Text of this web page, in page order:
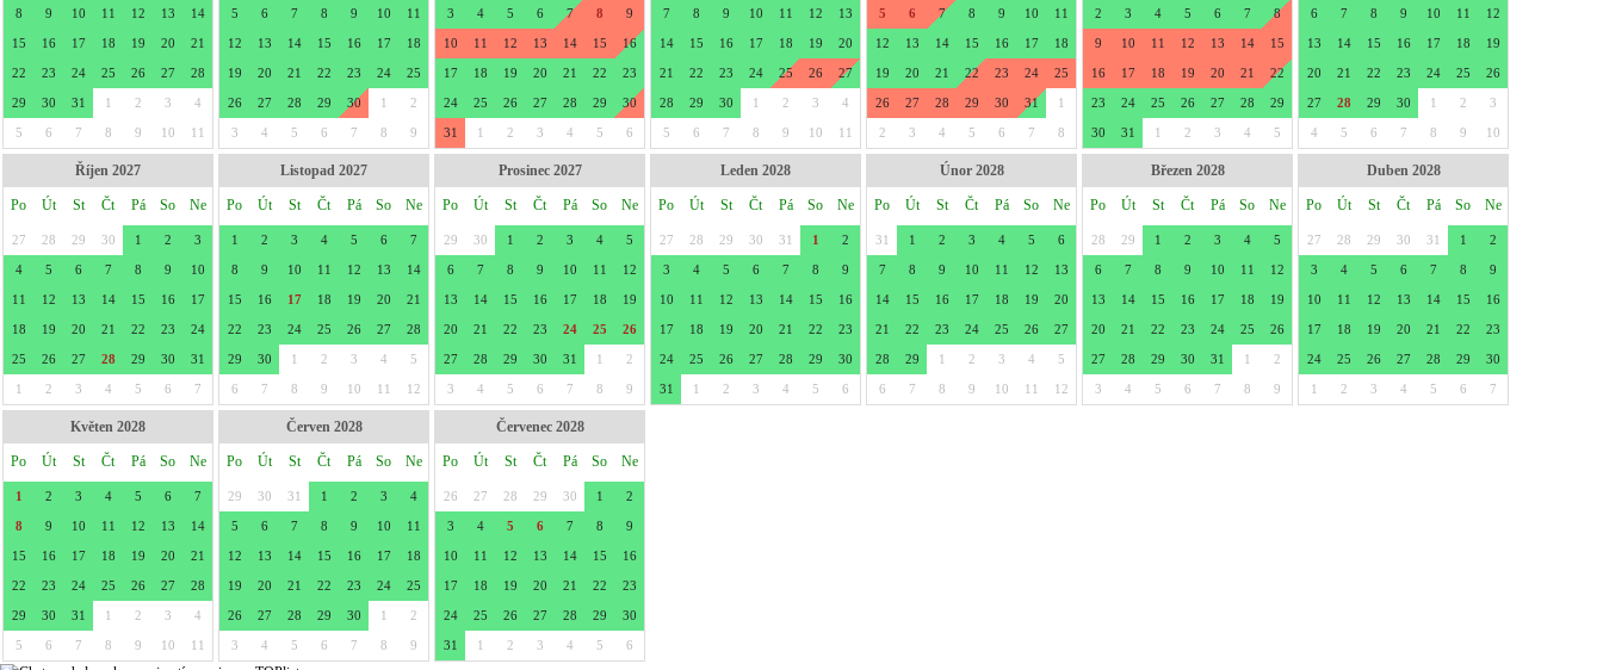
8 9 10 11 12 13 14
15 16 17 18 19 20 21
22 23 24 25 26 27 28
29 30 31 1 2 3 4
5 6 7 8 9 10 11
5 6 7 8 9 10 11
12 13 14 15 16 17 18
19 20 21 22 23 24 25
26 27 28 29 30 1 2
3 4 5 6 7 8 9
3 4 5 6 7 8 9
10 11 12 13 14 15 16
17 18 19 20 21 22 23
24 25 26 27 28 29 30
31 1 2 3 4 5 6
7 8 9 10 11 12 13
14 15 16 17 18 19 20
21 22 23 24 25 26 27
28 29 30 1 2 3 4
5 6 7 8 9 10 11
5 6 7 8 9 10 11
12 13 14 15 16 17 18
19 20 21 22 23 24 25
26 27 28 29 30 31 1
2 3 4 5 6 7 8
2 3 4 5 6 7 8
9 10 11 12 13 14 15
16 17 18 19 20 21 22
23 24 25 26 27 28 29
30 31 1 2 3 4 5
6 7 8 9 10 11 12
13 14 15 16 17 18 19
20 21 22 23 24 25 26
27 28 29 30 1 2 3
4 5 6 7 8 9 10
Říjen 2027
Po Út St Čt Pá So Ne
27 28 29 30 1 2 3
4 5 6 7 8 9 10
11 12 13 14 15 16 17
18 19 20 21 22 23 24
25 26 27 28 29 30 31
1 2 3 4 5 6 7
Listopad 2027
Po Út St Čt Pá So Ne
1 2 3 4 5 6 7
8 9 10 11 12 13 14
15 16 17 18 19 20 21
22 23 24 25 26 27 28
29 30 1 2 3 4 5
6 7 8 9 10 11 12
Prosinec 2027
Po Út St Čt Pá So Ne
29 30 1 2 3 4 5
6 7 8 9 10 11 12
13 14 15 16 17 18 19
20 21 22 23 24 25 26
27 28 29 30 31 1 2
3 4 5 6 7 8 9
Leden 2028
Po Út St Čt Pá So Ne
27 28 29 30 31 1 2
3 4 5 6 7 8 9
10 11 12 13 14 15 16
17 18 19 20 21 22 23
24 25 26 27 28 29 30
31 1 2 3 4 5 6
Únor 2028
Po Út St Čt Pá So Ne
31 1 2 3 4 5 6
7 8 9 10 11 12 13
14 15 16 17 18 19 20
21 22 23 24 25 26 27
28 29 1 2 3 4 5
6 7 8 9 10 11 12
Březen 2028
Po Út St Čt Pá So Ne
28 29 1 2 3 4 5
6 7 8 9 10 11 12
13 14 15 16 17 18 19
20 21 22 23 24 25 26
27 28 29 30 31 1 2
3 4 5 6 7 8 9
Duben 2028
Po Út St Čt Pá So Ne
27 28 29 30 31 1 2
3 4 5 6 7 8 9
10 11 12 13 14 15 16
17 18 19 20 21 22 23
24 25 26 27 28 29 30
1 2 3 4 5 6 7
Květen 2028
Po Út St Čt Pá So Ne
1 2 3 4 5 6 7
8 9 10 11 12 13 14
15 16 17 18 19 20 21
22 23 24 25 26 27 28
29 30 31 1 2 3 4
5 6 7 8 9 10 11
Červen 2028
Po Út St Čt Pá So Ne
29 30 31 1 2 3 4
5 6 7 8 9 10 11
12 13 14 15 16 17 18
19 20 21 22 23 24 25
26 27 28 29 30 1 2
3 4 5 6 7 8 9
Červenec 2028
Po Út St Čt Pá So Ne
26 27 28 29 30 1 2
3 4 5 6 7 8 9
10 11 12 13 14 15 16
17 18 19 20 21 22 23
24 25 26 27 28 29 30
31 1 2 3 4 5 6